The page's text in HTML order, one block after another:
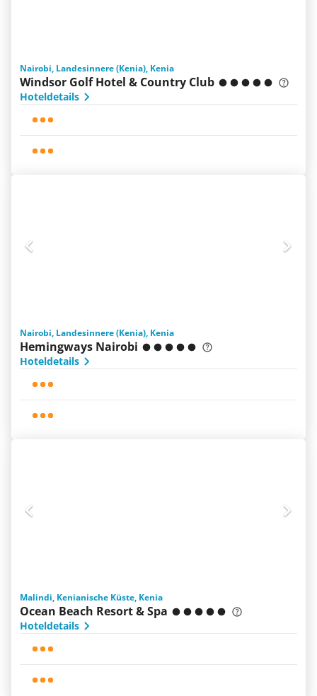
Nairobi, Landesinnere (Kenia), Kenia
Windsor Golf Hotel & Country Club
Hoteldetails
Nairobi, Landesinnere (Kenia), Kenia
Hemingways Nairobi
Hoteldetails
Malindi, Kenianische Küste, Kenia
Ocean Beach Resort & Spa
Hoteldetails